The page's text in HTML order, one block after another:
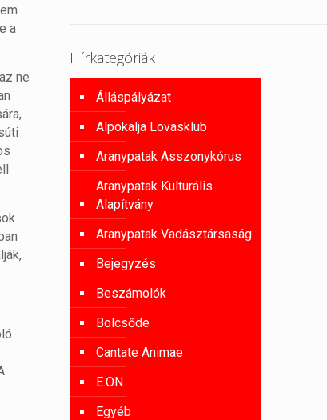
a
ne
Hírkategóriák
Álláspályázat
Alpokalja Lovasklub
Aranypatak Asszonykórus
Aranypatak Kulturális
Alapítvány
Aranypatak Vadásztársaság
Bejegyzés
Beszámolók
Bölcsőde
Cantate Animae
E.ON
Egyéb